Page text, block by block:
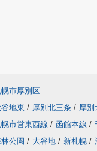
市厚別区
谷地東 / 厚別北三条 / 厚別
市営東西線 / 函館本線 /
公園 / 大谷地 / 新札幌 /